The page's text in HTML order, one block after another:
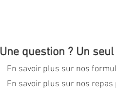
Une question ? Un
En savoir plus sur nos
En savoir plus sur nos repas